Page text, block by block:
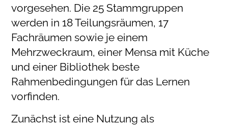
vorgesehen. Die 25 Stammgruppen
werden in 18 Teilungsräumen, 17
Fachräumen sowie je einem
Mehrzweckraum, einer Mensa mit Küche
und einer Bibliothek beste
Rahmenbedingungen für das Lernen
vorfinden.
Zunächst ist eine Nutzung als